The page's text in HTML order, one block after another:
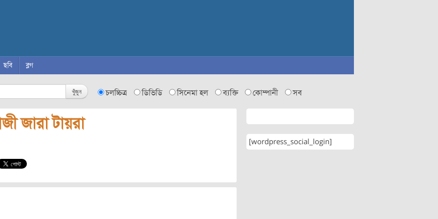
ছবি ব্লগ
খুঁজুন চলচ্চিত্র ডিভিডি সিনেমা হল ব্যক্তি কোম্পানী সব
জারা টায়রা
[wordpress_social_login]